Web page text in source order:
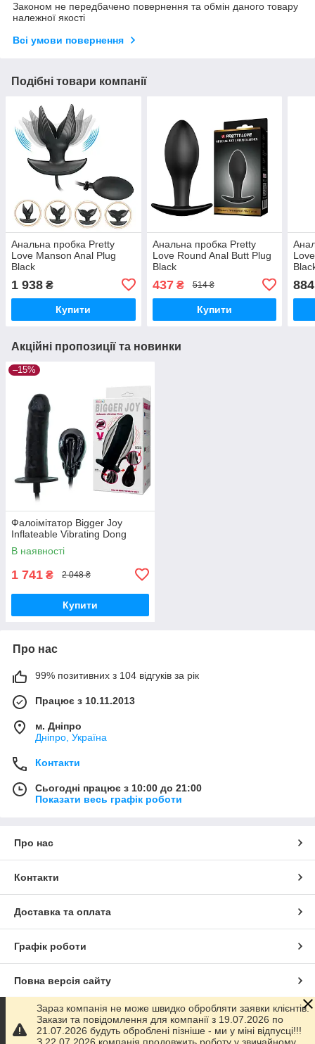
Законом не передбачено повернення та обмін даного товару
належної якості
Всі умови повернення
Подібні товари компанії
Анальна пробка Pretty
Love Manson Anal Plug
Black
1 938 ₴
Купити
Анальна пробка Pretty
Love Round Anal Butt Plug
Black
437₴ 514 ₴
Купити
884
Акційні пропозиції та новинки
–15%
Фалоімітатор Bigger Joy
Inflateable Vibrating Dong
В наявності
1 741 ₴ 2 048 ₴
Купити
Про нас
99% позитивних з 104 відгуків за рік
Працює з 10.11.2013
м. Дніпро
Дніпро, Україна
Контакти
Сьогодні працює з 10:00 до 21:00
Показати весь графік роботи
Про нас
Контакти
Доставка та оплата
Графік роботи
Повна версія сайту
Сайт створено на маркетплейсіProm.ua
Зараз компанія не може швидко обробляти заявки клієнтів.
Закази та повідомлення для компанії з 19.07.2026 по
21.07.2026 будуть оброблені пізніше - ми у міні відпусці!!!